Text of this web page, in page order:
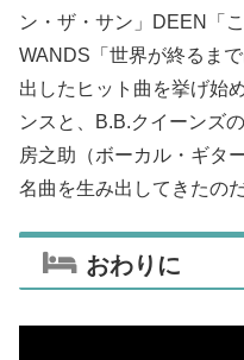
ン・ザ・サン」DEEN「
WANDS「世界が終るま
出したヒット曲を挙げ始
ンスと、B.B.クイーンズ
房之助（ボーカル・ギタ
名曲を生み出してきたのだ
おわりに